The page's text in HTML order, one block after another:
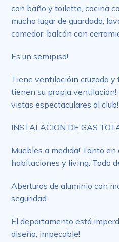
con baño y toilette, cocina
mucho lugar de guardado,
comedor, balcón con
Es un semipiso!
Tiene ventilacióin cruzada y
tienen su propia ventilación!
vistas espectaculares al club!
INSTALACION DE GAS
Muebles a medida! Tanto en
habitaciones y living. Todo
Aberturas de aluminio con
seguridad.
El departamento está
diseño, impecable!